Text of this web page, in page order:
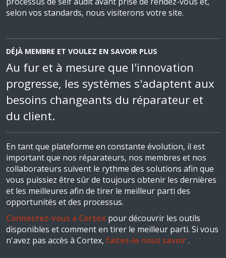
selon vos standards, nous visiterons votre site.
DÉJÀ MEMBRE ET VOULEZ EN SAVOIR PLUS
Au fur et à mesure que l'innovation
progresse, les systèmes s'adaptent aux
besoins changeants du réparateur et
du client.
En tant que plateforme en constante évolution, il est
important que nos réparateurs, nos membres et nos
collaborateurs suivent le rythme des solutions afin que
vous puissiez être sûr de toujours obtenir les dernières
et les meilleures afin de tirer le meilleur parti des
opportunités et des processus.
Connectez-vous à Cortex pour découvrir les outils
disponibles et comment en tirer le meilleur parti. Si vous
n'avez pas accès à Cortex, faites-le nous savoir.